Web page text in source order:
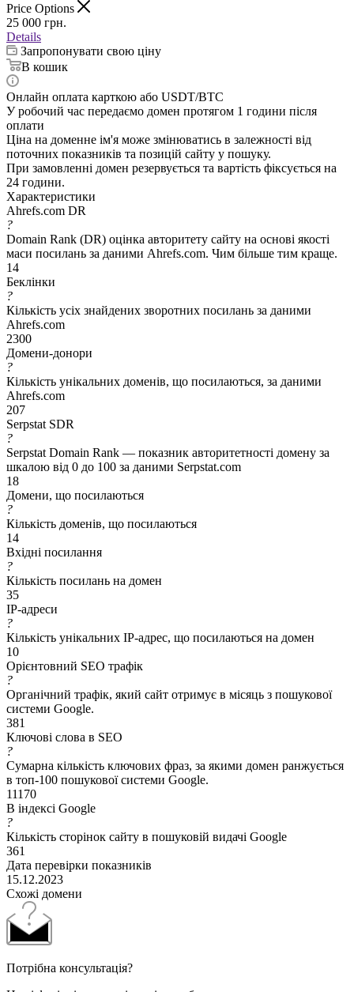
Price Options
25 000 грн.
Details
Запропонувати свою ціну
В кошик
Онлайн оплата карткою або USDT/BTC
У робочий час передаємо домен протягом 1 години після
оплати
Ціна на доменне ім'я може змінюватись в залежності від
поточних показників та позицій сайту у пошуку.
При замовленні домен резервується та вартість фіксується на
24 години.
Характеристики
Ahrefs.com DR
?
Domain Rank (DR) оцінка авторитету сайту на основі якості
маси посилань за даними Ahrefs.com. Чим більше тим краще.
14
Беклінки
?
Кількість усіх знайдених зворотних посилань за даними
Ahrefs.com
2300
Домени-донори
?
Кількість унікальних доменів, що посилаються, за даними
Ahrefs.com
207
Serpstat SDR
?
Serpstat Domain Rank — показник авторитетності домену за
шкалою від 0 до 100 за даними Serpstat.com
18
Домени, що посилаються
?
Кількість доменів, що посилаються
14
Вхідні посилання
?
Кількість посилань на домен
35
IP-адреси
?
Кількість унікальних IP-адрес, що посилаються на домен
10
Орієнтовний SEO трафік
?
Органічний трафік, який сайт отримує в місяць з пошукової
системи Google.
381
Ключові слова в SEO
?
Сумарна кількість ключових фраз, за якими домен ранжується
в топ-100 пошукової системи Google.
11170
В індексі Google
?
Кількість сторінок сайту в пошуковій видачі Google
361
Дата перевірки показників
15.12.2023
Схожі домени
Потрібна консультація?